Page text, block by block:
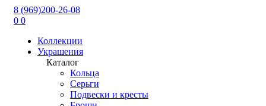
8 (969)200-26-08
0 0
Коллекции
Украшения
Каталог
Кольца
Серьги
Подвески и кресты